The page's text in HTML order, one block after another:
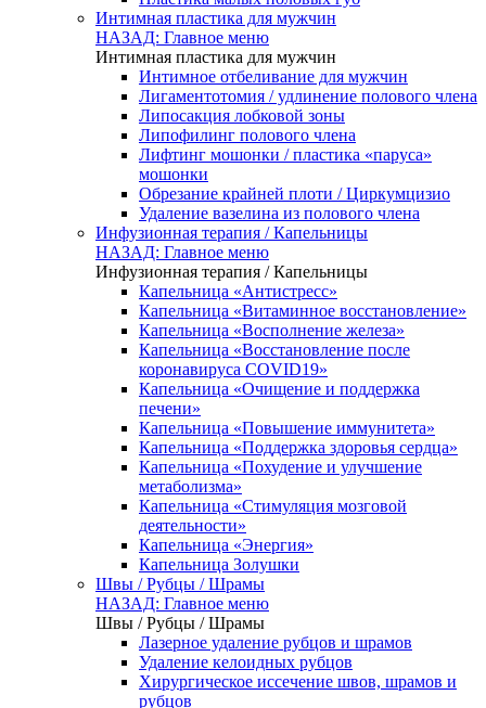
Интимная пластика для мужчин
НАЗАД: Главное меню
Интимная пластика для мужчин
Интимное отбеливание для мужчин
Лигаментотомия / удлинение полового члена
Липосакция лобковой зоны
Липофилинг полового члена
Лифтинг мошонки / пластика «паруса»
мошонки
Обрезание крайней плоти / Циркумцизио
Удаление вазелина из полового члена
Инфузионная терапия / Капельницы
НАЗАД: Главное меню
Инфузионная терапия / Капельницы
Капельница «Антистресс»
Капельница «Витаминное восстановление»
Капельница «Восполнение железа»
Капельница «Восстановление после
коронавируса COVID19»
Капельница «Очищение и поддержка
печени»
Капельница «Повышение иммунитета»
Капельница «Поддержка здоровья сердца»
Капельница «Похудение и улучшение
метаболизма»
Капельница «Стимуляция мозговой
деятельности»
Капельница «Энергия»
Капельница Золушки
Швы / Рубцы / Шрамы
НАЗАД: Главное меню
Швы / Рубцы / Шрамы
Лазерное удаление рубцов и шрамов
Удаление келоидных рубцов
Хирургическое иссечение швов, шрамов и
рубцов